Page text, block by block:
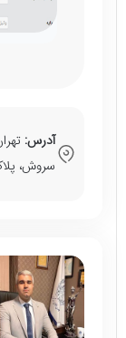
آدرس:
سروش، پلاک 61،